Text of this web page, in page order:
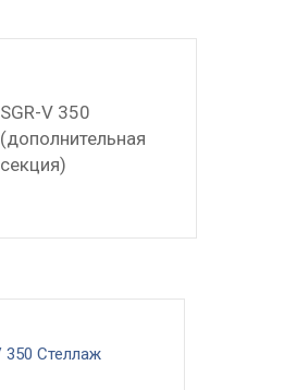
SGR-V 350
(дополнительная
секция)